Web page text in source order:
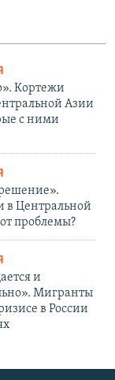
Кортежи
Азии
с ними
в Центральной
проблемы?
и
Мигранты
в России